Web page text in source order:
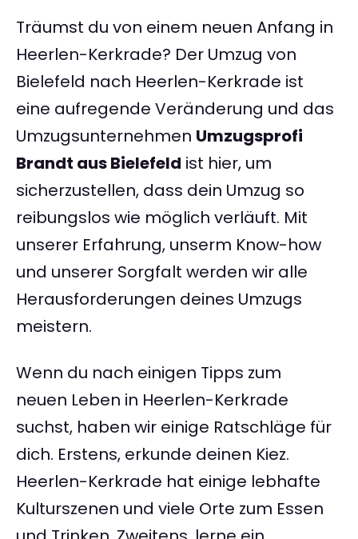
Träumst du von einem neuen Anfang in
Heerlen-Kerkrade? Der Umzug von
Bielefeld nach Heerlen-Kerkrade ist
eine aufregende Veränderung und das
Umzugsunternehmen Umzugsprofi
Brandt aus Bielefeld ist hier, um
sicherzustellen, dass dein Umzug so
reibungslos wie möglich verläuft. Mit
unserer Erfahrung, unserm Know-how
und unserer Sorgfalt werden wir alle
Herausforderungen deines Umzugs
meistern.
Wenn du nach einigen Tipps zum
neuen Leben in Heerlen-Kerkrade
suchst, haben wir einige Ratschläge für
dich. Erstens, erkunde deinen Kiez.
Heerlen-Kerkrade hat einige lebhafte
Kulturszenen und viele Orte zum Essen